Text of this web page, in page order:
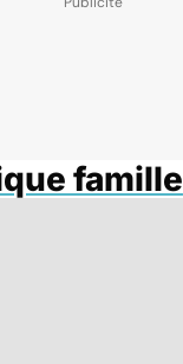
famille